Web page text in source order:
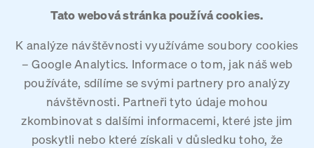
Tato webová stránka používá cookies.
K analýze návštěvnosti využíváme soubory cookies
– Google Analytics. Informace o tom, jak náš web
používáte, sdílíme se svými partnery pro analýzy
návštěvnosti. Partneři tyto údaje mohou
zkombinovat s dalšími informacemi, které jste jim
poskytli nebo které získali v důsledku toho, že